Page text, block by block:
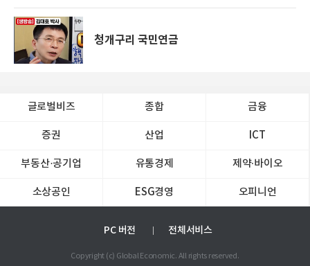
청개구리 국민연금
글로벌비즈 종합 금융
증권 산업 ICT
부동산·공기업 유통경제 제약∙바이오
소상공인 ESG경영 오피니언
PC 버전 전체서비스
Copyright (c) Global Economic. All rights reserved.